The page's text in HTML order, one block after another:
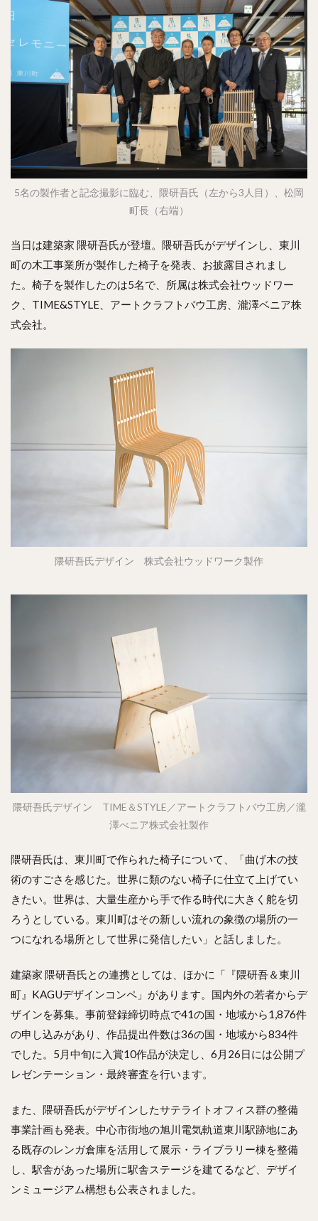
5名の製作者と記念撮影に臨む、隈研吾氏（左から3人目）、松岡
町長（右端）
当日は建築家 隈研吾氏が登壇。隈研吾氏がデザインし、東川
町の木工事業所が製作した椅子を発表、お披露目されまし
た。椅子を製作したのは5名で、所属は株式会社ウッドワー
ク、TIME&STYLE、アートクラフトバウ工房、瀧澤ベニア株
式会社。
隈研吾氏デザイン 株式会社ウッドワーク製作
隈研吾氏デザイン TIME＆STYLE／アートクラフトバウ工房／瀧
澤べニア株式会社製作
隈研吾氏は、東川町で作られた椅子について、「曲げ木の技
術のすごさを感じた。世界に類のない椅子に仕立て上げてい
きたい。世界は、大量生産から手で作る時代に大きく舵を切
ろうとしている。東川町はその新しい流れの象徴の場所の一
つになれる場所として世界に発信したい」と話しました。
建築家 隈研吾氏との連携としては、ほかに「『隈研吾＆東川
町』KAGUデザインコンペ」があります。国内外の若者からデ
ザインを募集。事前登録締切時点で41の国・地域から1,876件
の申し込みがあり、作品提出件数は36の国・地域から834件
でした。5月中旬に入賞10作品が決定し、6月26日には公開プ
レゼンテーション・最終審査を行います。
また、隈研吾氏がデザインしたサテライトオフィス群の整備
事業計画も発表。中心市街地の旭川電気軌道東川駅跡地にあ
る既存のレンガ倉庫を活用して展示・ライブラリー棟を整備
し、駅舎があった場所に駅舎ステージを建てるなど、デザイ
ンミュージアム構想も公表されました。